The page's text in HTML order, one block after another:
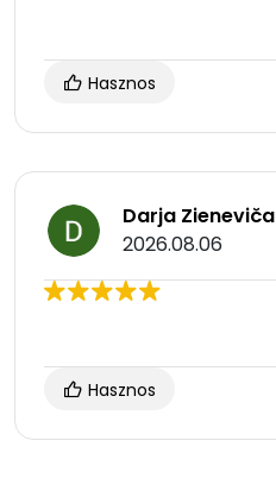
Hasznos
Darja Zieneviča
2026.08.06
Hasznos